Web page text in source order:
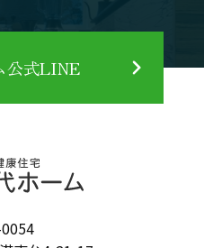
公式LINE
0054